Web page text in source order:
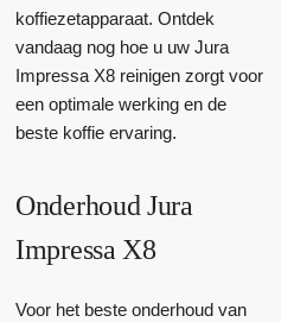
koffiezetapparaat. Ontdek
vandaag nog hoe u uw Jura
Impressa X8 reinigen zorgt voor
een optimale werking en de
beste koffie ervaring.
Onderhoud Jura
Impressa X8
Voor het beste onderhoud van